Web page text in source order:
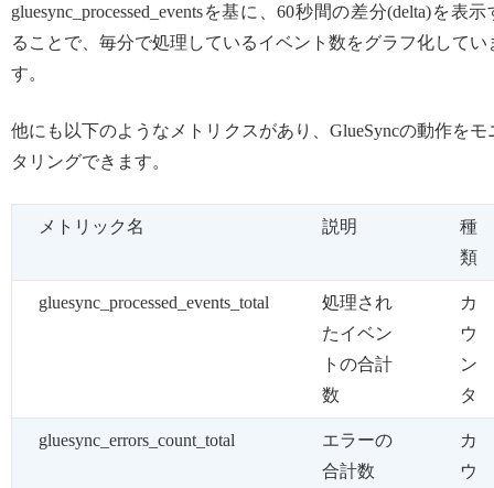
gluesync_processed_eventsを基に、60秒間の差分(delta)を表示
ることで、毎分で処理しているイベント数をグラフ化してい
す。
他にも以下のようなメトリクスがあり、GlueSyncの動作をモ
タリングできます。
メトリック名 説明
種
類
gluesync_processed_events_total
処理され
たイベン
トの合計
数
カ
ウ
ン
タ
gluesync_errors_count_total
エラーの
合計数
カ
ウ